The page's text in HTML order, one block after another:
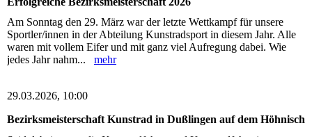
Am Sonntag den 29. März war der letzte Wettkampf für unsere
Sportler/innen in der Abteilung Kunstradsport in diesem Jahr. Alle
waren mit vollem Eifer und mit ganz viel Aufregung dabei. Wie
jedes Jahr nahm... mehr
29.03.2026, 10:00
Bezirksmeisterschaft Kunstrad in Dußlingen auf dem Höhnisch